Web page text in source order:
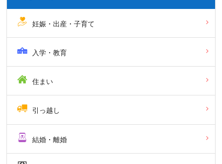
妊娠・出産・子育て
入学・教育
住まい
引っ越し
結婚・離婚